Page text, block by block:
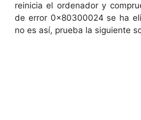
reinicia el ordenador y
de error 0x80300024 se ha
no es así, prueba la siguiente